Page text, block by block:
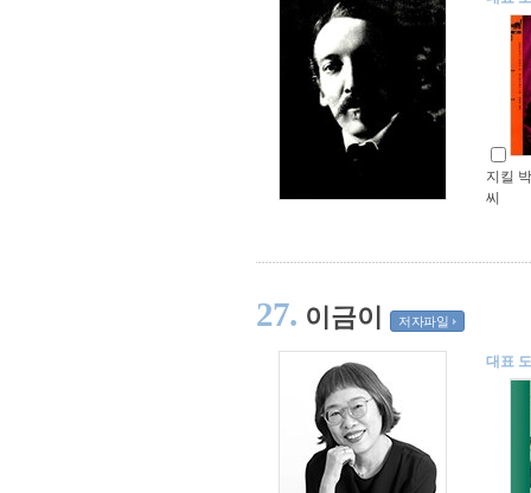
지킬
씨
27. 이금이 저자파일
대표